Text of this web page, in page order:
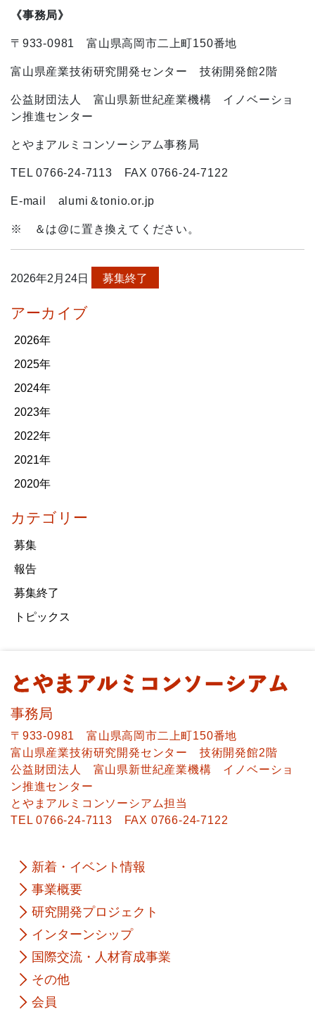
アーカイブ
2026年
2025年
2024年
2023年
2022年
2021年
2020年
カテゴリー
募集
報告
募集終了
トピックス
《事務局》
〒 933-0981 富山県高岡市二上町150番地
富山県産業技術研究開発センター 技術開発館2 階
公益財団法人 富山県新世紀産業機構 イノベーショ
ン推進センター
とやまアルミコンソーシアム事務局
TEL 0766-24-7113 FAX 0766-24-7122
E-mail alumi＆tonio.or.jp
※ ＆は@に置き換えてください。
2026年2月24日 募集終了
事務局
〒933-0981 富山県高岡市二上町150番地
富山県産業技術研究開発センター 技術開発館2階
公益財団法人 富山県新世紀産業機構 イノベーショ
ン推進センター
とやまアルミコンソーシアム担当
TEL 0766-24-7113 FAX 0766-24-7122
新着・イベント情報
事業概要
研究開発プロジェクト
インターンシップ
国際交流・人材育成事業
その他
会員